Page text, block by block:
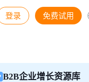
登录 免费试用
B2B企业增长资源库